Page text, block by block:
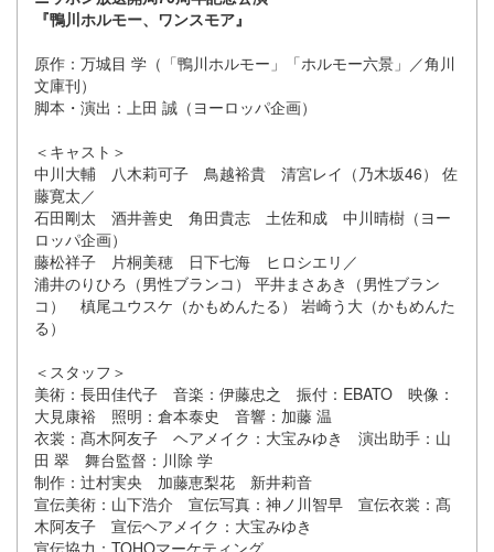
『鴨川ホルモー、ワンスモア』
原作：万城目 学（「鴨川ホルモー」「ホルモー六景」／角川
文庫刊）
脚本・演出：上田 誠（ヨーロッパ企画）
＜キャスト＞
中川大輔 八木莉可子 鳥越裕貴 清宮レイ（乃木坂46） 佐
藤寛太／
石田剛太 酒井善史 角田貴志 土佐和成 中川晴樹（ヨー
ロッパ企画）
藤松祥子 片桐美穂 日下七海 ヒロシエリ／
浦井のりひろ（男性ブランコ） 平井まさあき（男性ブラン
コ） 槙尾ユウスケ（かもめんたる） 岩崎う大（かもめんた
る）
＜スタッフ＞
美術：長田佳代子 音楽：伊藤忠之 振付：EBATO 映像：
大見康裕 照明：倉本泰史 音響：加藤 温
衣裳：髙木阿友子 ヘアメイク：大宝みゆき 演出助手：山
田 翠 舞台監督：川除 学
制作：辻村実央 加藤恵梨花 新井莉音
宣伝美術：山下浩介 宣伝写真：神ノ川智早 宣伝衣裳：髙
木阿友子 宣伝ヘアメイク：大宝みゆき
宣伝協力：TOHOマーケティング